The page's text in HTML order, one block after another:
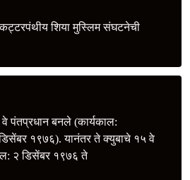
शिया मुस्लिम संघटनेची
पंतप्रधान बनले (कार्यकाल:
१९७६). यानंतर ते क्युबाचे १५ वे
२ डिसेंबर १९७६ ते